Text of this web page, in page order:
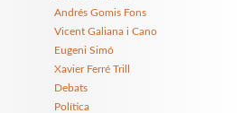
Andrés Gomis Fons
Vicent Galiana i Cano
Eugeni Simó
Xavier Ferré Trill
Debats
Política